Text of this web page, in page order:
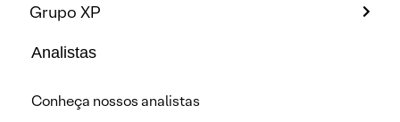
Grupo XP
Analistas
Conheça nossos analistas